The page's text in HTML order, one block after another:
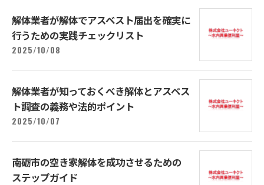
解体業者が解体でアスベスト届出を確実に
行うための実践チェックリスト
2025/10/08
解体業者が知っておくべき解体とアスベス
ト調査の義務や法的ポイント
2025/10/07
南砺市の空き家解体を成功させるための
ステップガイド